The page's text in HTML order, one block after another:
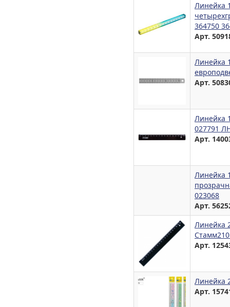
Линейка
364750
Арт.
Линейка
Арт.
Линейка
027791
Арт.
Линейка
023068
Арт.
Линейка
Арт.
Линейка
Арт.